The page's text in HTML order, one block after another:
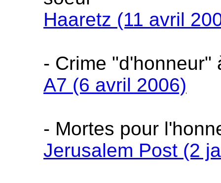
Haaretz (11 avril
- Crime "d'honneur"
A7 (6 avril 2006)
- Mortes pour
Jerusalem Post (2